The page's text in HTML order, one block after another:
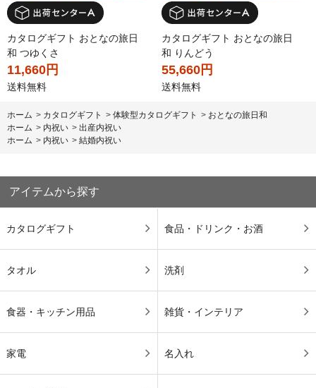
カタログギフト おとなの旅日
和 つゆくさ
11,660円
送料無料
カタログギフト おとなの旅日
和 りんどう
55,660円
送料無料
ホーム > カタログギフト > 体験型カタログギフト > おとなの旅日和
ホーム > 内祝い > 出産内祝い
ホーム > 内祝い > 結婚内祝い
アイテムから探す
カタログギフト 食品・ドリンク・お酒
タオル 洗剤
食器・キッチン用品 雑貨・インテリア
家電 名入れ